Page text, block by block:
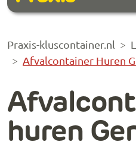
Praxis-kluscontainer.nl
Afvalcontainer Huren
huren